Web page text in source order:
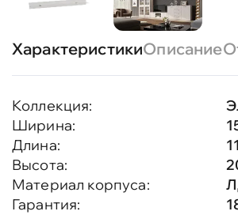
ХарактеристикиОписание
Коллекция:
Ширина:
Длина:
Высота:
Материал корпуса:
Гарантия: